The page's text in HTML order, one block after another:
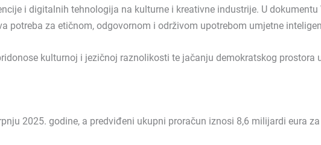
i digitalnih tehnologija na kulturne i kreativne industrije. U dokumentu
potreba za etičnom, odgovornom i održivom upotrebom umjetne
kulturnoj i jezičnoj raznolikosti te jačanju demokratskog prostora
2025. godine, a predviđeni ukupni proračun iznosi 8,6 milijardi eura